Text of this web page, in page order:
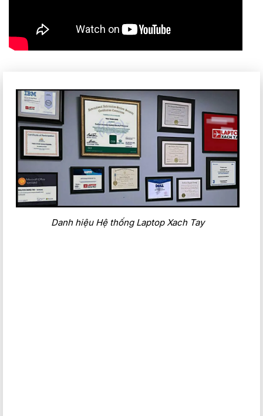
Danh hiệu Hệ thống Laptop Xach Tay